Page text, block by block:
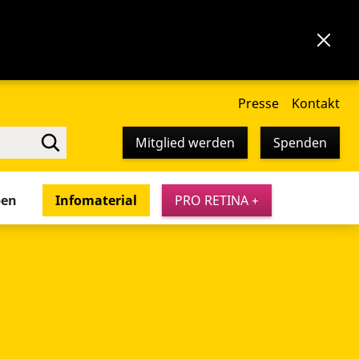
Presse Kontakt
Mitglied werden Spenden
Infomaterial PRO RETINA +